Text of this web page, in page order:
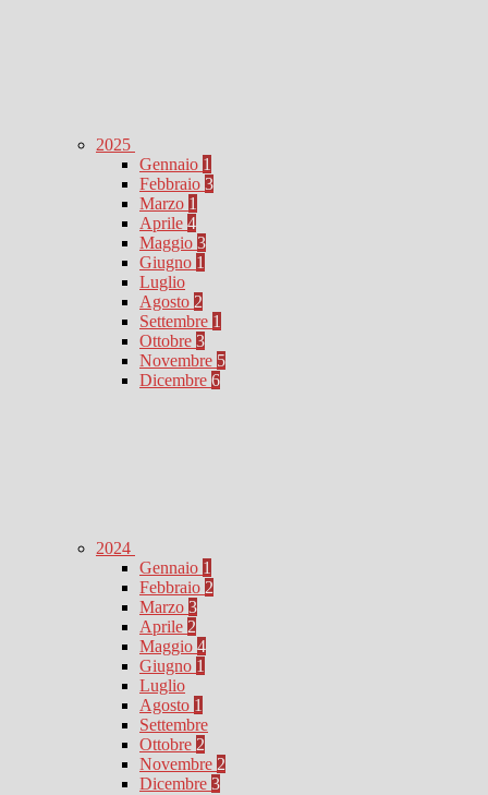
2025
Gennaio 1
Febbraio 3
Marzo 1
Aprile 4
Maggio 3
Giugno 1
Luglio
Agosto 2
Settembre 1
Ottobre 3
Novembre 5
Dicembre 6
2024
Gennaio 1
Febbraio 2
Marzo 3
Aprile 2
Maggio 4
Giugno 1
Luglio
Agosto 1
Settembre
Ottobre 2
Novembre 2
Dicembre 3